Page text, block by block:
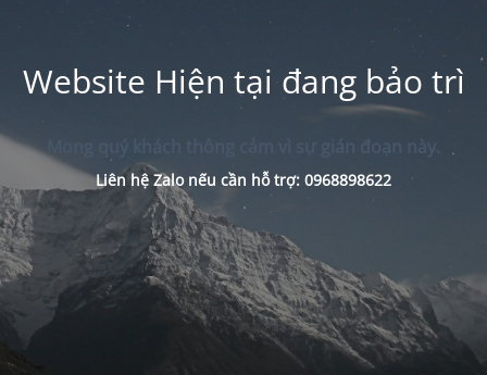
Website Hiện tại đang bảo trì
Mong quý khách thông cảm vì sự gián đoạn này.
Liên hệ Zalo nếu cần hỗ trợ: 0968898622